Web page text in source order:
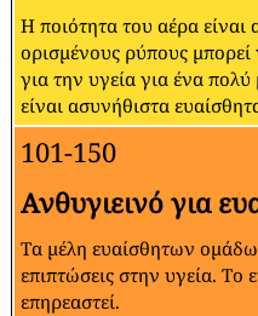
Η ποιότητα του αέρα
ορισμένους ρύπους
για την υγεία για ένα
είναι ασυνήθιστα
101-150
Ανθυγιεινό για
Τα μέλη ευαίσθητων
επιπτώσεις στην υγεία. Το
επηρεαστεί.